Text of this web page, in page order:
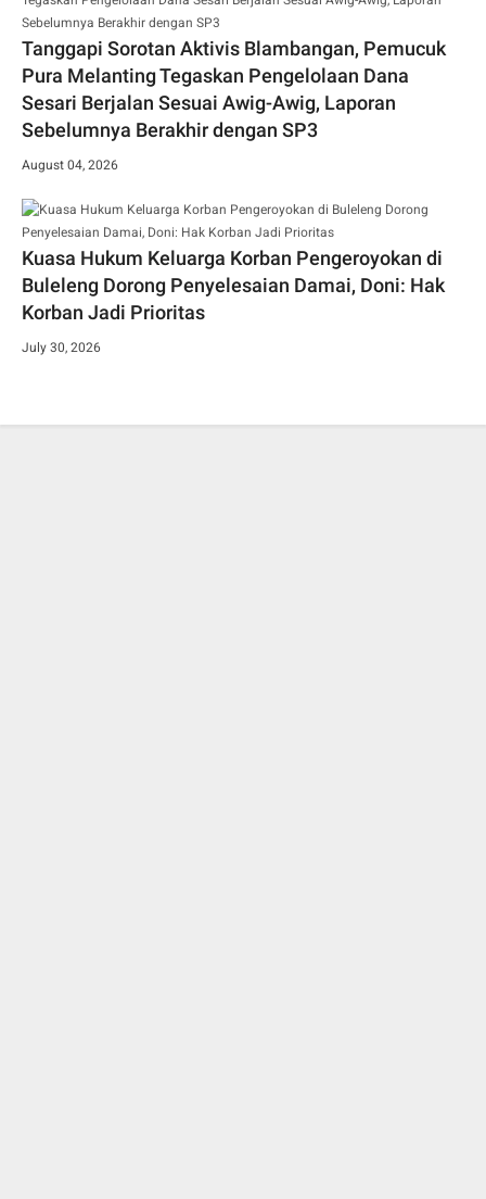
Tanggapi Sorotan Aktivis Blambangan, Pemucuk
Pura Melanting Tegaskan Pengelolaan Dana
Sesari Berjalan Sesuai Awig-Awig, Laporan
Sebelumnya Berakhir dengan SP3
August 04, 2026
Kuasa Hukum Keluarga Korban Pengeroyokan di
Buleleng Dorong Penyelesaian Damai, Doni: Hak
Korban Jadi Prioritas
July 30, 2026